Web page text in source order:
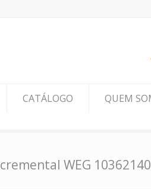
CATÁLOGO QUEM
WEG 10362140